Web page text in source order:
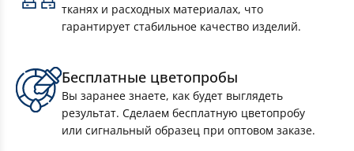
Гоночные флаги
Горнолыжные флаги
Флаги спортивные
тканях и расходных материалах, что
гарантирует стабильное качество изделий.
Бесплатные цветопробы
Вы заранее знаете, как будет выглядеть
результат. Сделаем бесплатную цветопробу
или сигнальный образец при оптовом заказе.